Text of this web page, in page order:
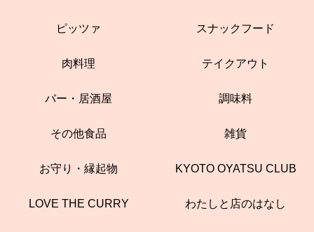
ピッツァ スナックフード
肉料理 テイクアウト
バー・居酒屋 調味料
その他食品 雑貨
お守り・縁起物 KYOTO OYATSU CLUB
LOVE THE CURRY わたしと店のはなし